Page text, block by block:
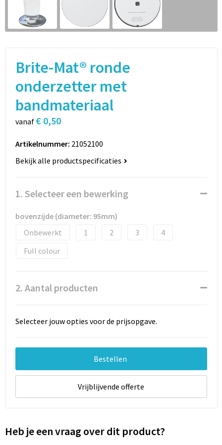
Sport
Schrijfwaren
Persoonlijke verzorging
Rugzakken
Sporttassen
Jute tassen
Katoenen draagtassen
Reistassen
Documententassen
Schoenentassen
Goodiebags
Brite-Mat® ronde
onderzetter met
bandmateriaal
vanaf € 0,50
Artikelnummer: 21052100
Bekijk alle productspecificaties
1. Selecteer een bewerking
bovenzijde (diameter: 95mm)
Onbewerkt
1 2 3
4
Full colour
2. Aantal producten
Selecteer jouw opties voor de prijsopgave.
Bestellen
Vrijblijvende offerte
Heb je een vraag over dit product?